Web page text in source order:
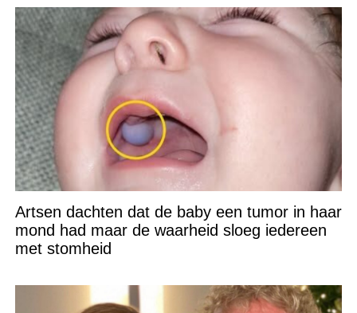
Artsen dachten dat de baby een tumor in haar
mond had maar de waarheid sloeg iedereen
met stomheid